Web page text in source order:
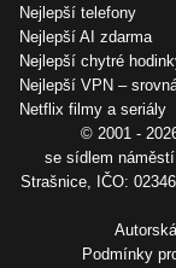
Nejlepší telefony
Nejlepší AI zdarma
Nejlepší chytré
Nejlepší VPN –
Netflix filmy a seriály
© 2001 -
se sídlem
Strašnice, IČO:
Podmínky